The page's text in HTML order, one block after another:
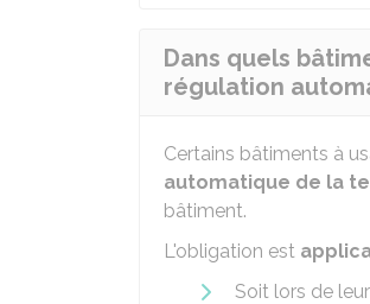
Dans quels
régulation
Certains bâtiments à
automatique de la
bâtiment.
L'obligation est
Soit lors de